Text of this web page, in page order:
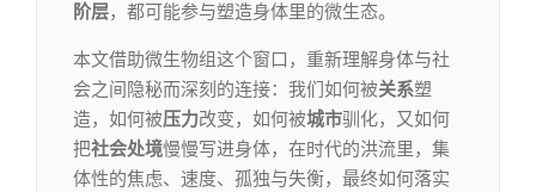
阶层，都可能参与塑造身体里的微生态。
本文借助微生物组这个窗口，重新理解身体与社
会之间隐秘而深刻的连接：我们如何被关系塑
造，如何被压力改变，如何被城市驯化，又如何
把社会处境慢慢写进身体，在时代的洪流里，集
体性的焦虑、速度、孤独与失衡，最终如何落实